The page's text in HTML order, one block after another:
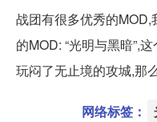
战团有很多优秀的
的MOD: “光明与黑暗”,
玩闷了无止境的攻城,那
网络标签：